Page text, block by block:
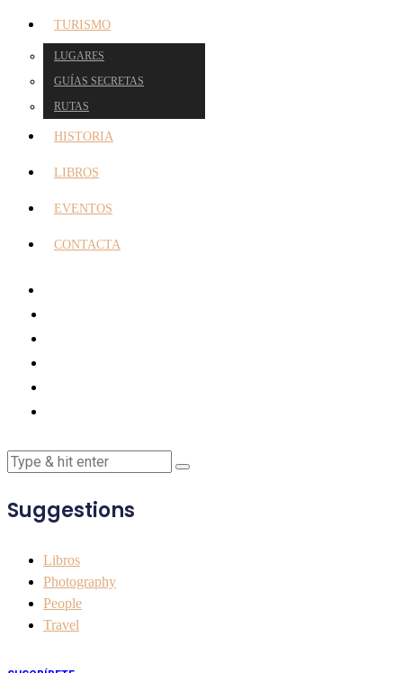
TURISMO
LUGARES
GUÍAS SECRETAS
RUTAS
HISTORIA
LIBROS
EVENTOS
CONTACTA
Suggestions
Libros
Photography
People
Travel